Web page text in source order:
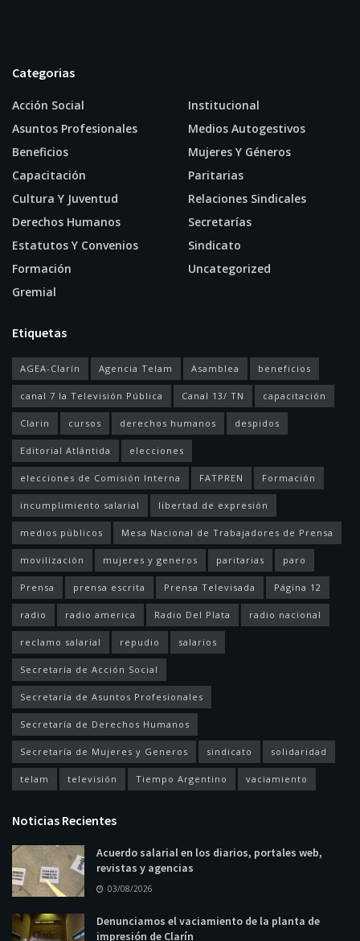
Categorias
Acción Social
Asuntos Profesionales
Beneficios
Capacitación
Cultura Y Juventud
Derechos Humanos
Estatutos Y Convenios
Formación
Gremial
Institucional
Medios Autogestivos
Mujeres Y Géneros
Paritarias
Relaciones Sindicales
Secretarías
Sindicato
Uncategorized
Etiquetas
AGEA-Clarín Agencia Telam Asamblea beneficios
canal 7 la Televisión Pública Canal 13/ TN capacitación
Clarin cursos derechos humanos despidos
Editorial Atlántida elecciones
elecciones de Comisión Interna FATPREN Formación
incumplimiento salarial libertad de expresión
medios públicos Mesa Nacional de Trabajadores de Prensa
movilización mujeres y generos paritarias paro
Prensa prensa escrita Prensa Televisada Página 12
radio radio america Radio Del Plata radio nacional
reclamo salarial repudio salarios
Secretaría de Acción Social
Secretaría de Asuntos Profesionales
Secretaría de Derechos Humanos
Secretaría de Mujeres y Generos sindicato solidaridad
telam televisión Tiempo Argentino vaciamiento
Noticias Recientes
Acuerdo salarial en los diarios, portales web,
revistas y agencias
03/08/2026
Denunciamos el vaciamiento de la planta de
impresión de Clarín